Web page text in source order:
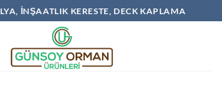
İNŞAATLIK KERESTE, DECK KAPLAMA